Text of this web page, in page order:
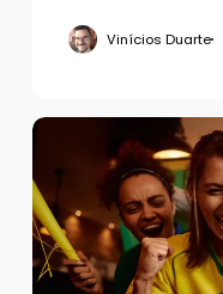
Vinícios Duarte
A
psicologia
do
apostador:
mantendo
o